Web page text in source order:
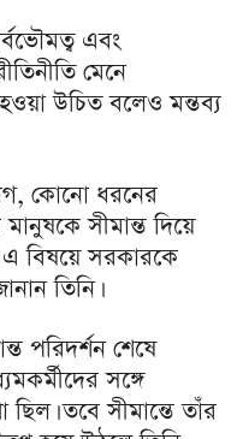
এবং
মেনে
হওয়া উচিত বলেও মন্তব্য
কোনো ধরনের
সীমান্ত দিয়ে
এ বিষয়ে সরকারকে
তিনি।
পরিদর্শন শেষে
সঙ্গে
তবে সীমান্তে তাঁর